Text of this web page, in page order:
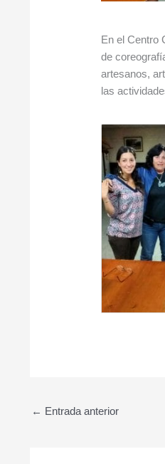
En el Centro
de
artesanos,
las
← Entrada anterior